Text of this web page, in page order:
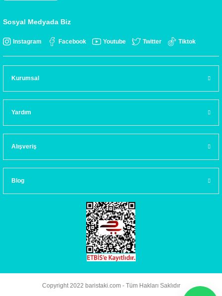
Sosyal Medyada Biz
Instagram Facebook Youtube Twitter Tiktok
Kurumsal
Yardım
Alışveriş
Blog
Copyright 2022 baristaki.com - Tüm Hakları Saklıdır